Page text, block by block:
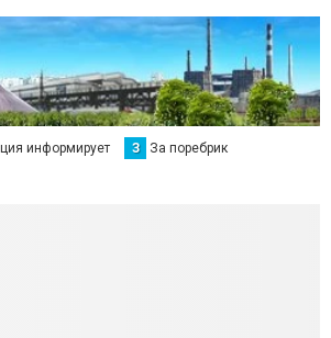
информирует З За поребрик